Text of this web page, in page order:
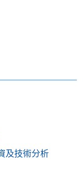
學員就讀的課
有關程序。
用於手機)、
WeChat
轉數快」(FPS)
及技術分析